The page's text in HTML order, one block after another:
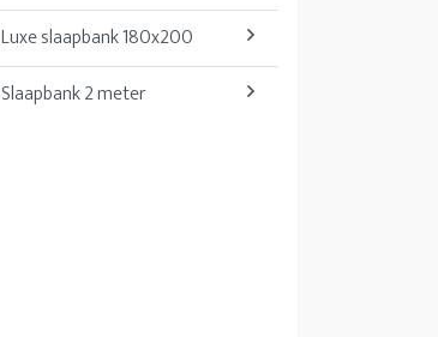
Luxe slaapbank 180x200
Slaapbank 2 meter